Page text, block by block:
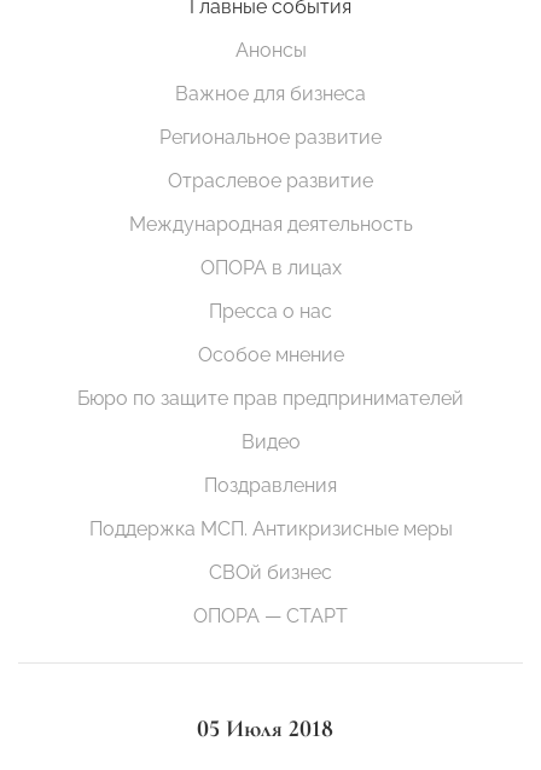
Главные события
Анонсы
Важное для бизнеса
Региональное развитие
Отраслевое развитие
Международная деятельность
ОПОРА в лицах
Пресса о нас
Особое мнение
Бюро по защите прав предпринимателей
Видео
Поздравления
Поддержка МСП. Антикризисные меры
СВОй бизнес
ОПОРА — СТАРТ
05 Июля 2018